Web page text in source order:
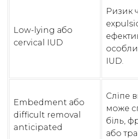
Low-lying або
cervical IUD
Ризик
IUD.
Embedment або
difficult removal
anticipated
Сліпе
може
біль,
або